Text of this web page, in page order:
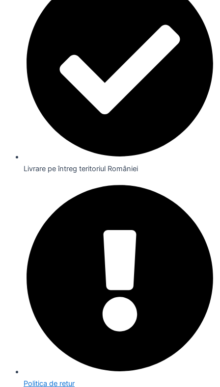
Livrare pe întreg teritoriul României
Politica de retur